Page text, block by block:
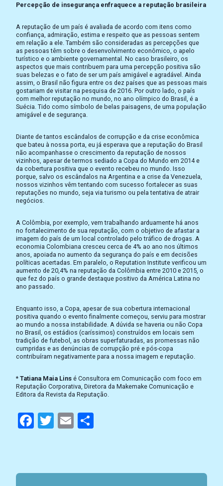
Percepção de insegurança enfraquece a reputação brasileira
A reputação de um país é avaliada de acordo com itens como
confiança, admiração, estima e respeito que as pessoas sentem
em relação a ele. Também são consideradas as percepções que
as pessoas têm sobre o desenvolvimento econômico, o apelo
turístico e o ambiente governamental. No caso brasileiro, os
aspectos que mais contribuem para uma percepção positiva são
suas belezas e o fato de ser um país amigável e agradável. Ainda
assim, o Brasil não figura entre os dez países que as pessoas mais
gostariam de visitar na pesquisa de 2016. Por outro lado, o país
com melhor reputação no mundo, no ano olímpico do Brasil, é a
Suécia. Tido como símbolo de belas paisagens, de uma população
amigável e de segurança.
Diante de tantos escândalos de corrupção e da crise econômica
que bateu à nossa porta, eu já esperava que a reputação do Brasil
não acompanhasse o crescimento da reputação de nossos
vizinhos, apesar de termos sediado a Copa do Mundo em 2014 e
da cobertura positiva que o evento recebeu no mundo. Isso
porque, salvo os escândalos na Argentina e a crise da Venezuela,
nossos vizinhos vêm tentando com sucesso fortalecer as suas
reputações no mundo, seja via turismo ou pela tentativa de atrair
negócios.
A Colômbia, por exemplo, vem trabalhando arduamente há anos
no fortalecimento de sua reputação, com o objetivo de afastar a
imagem do país de um local controlado pelo tráfico de drogas. A
economia Colombiana cresceu cerca de 4% ao ano nos últimos
anos, apoiada no aumento da segurança do país e em decisões
políticas acertadas. Em paralelo, o Reputation Institute verificou um
aumento de 20,4% na reputação da Colômbia entre 2010 e 2015, o
que fez do país o grande destaque positivo da América Latina no
ano passado.
Enquanto isso, a Copa, apesar de sua cobertura internacional
positiva quando o evento finalmente começou, serviu para mostrar
ao mundo a nossa instabilidade. A dúvida se haveria ou não Copa
no Brasil, os estádios (caríssimos) construídos em locais sem
tradição de futebol, as obras superfaturadas, as promessas não
cumpridas e as denúncias de corrupção pré e pós-copa
contribuíram negativamente para a nossa imagem e reputação.
* Tatiana Maia Linsé Consultora em Comunicação com foco em
Reputação Corporativa, Diretora da Makemake Comunicação e
Editora da Revista da Reputação.
Facebook
Twitter
EmailCompartilhar